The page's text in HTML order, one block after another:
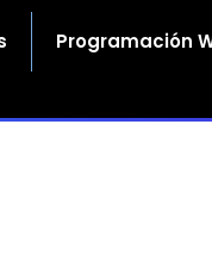
Programación